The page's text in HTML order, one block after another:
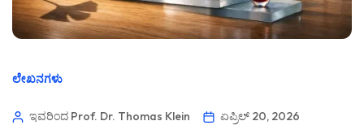
ಲೇಖನಗಳು
ಇವರಿಂದ Prof. Dr. Thomas Klein
ಏಪ್ರಿಲ್ 20, 2026